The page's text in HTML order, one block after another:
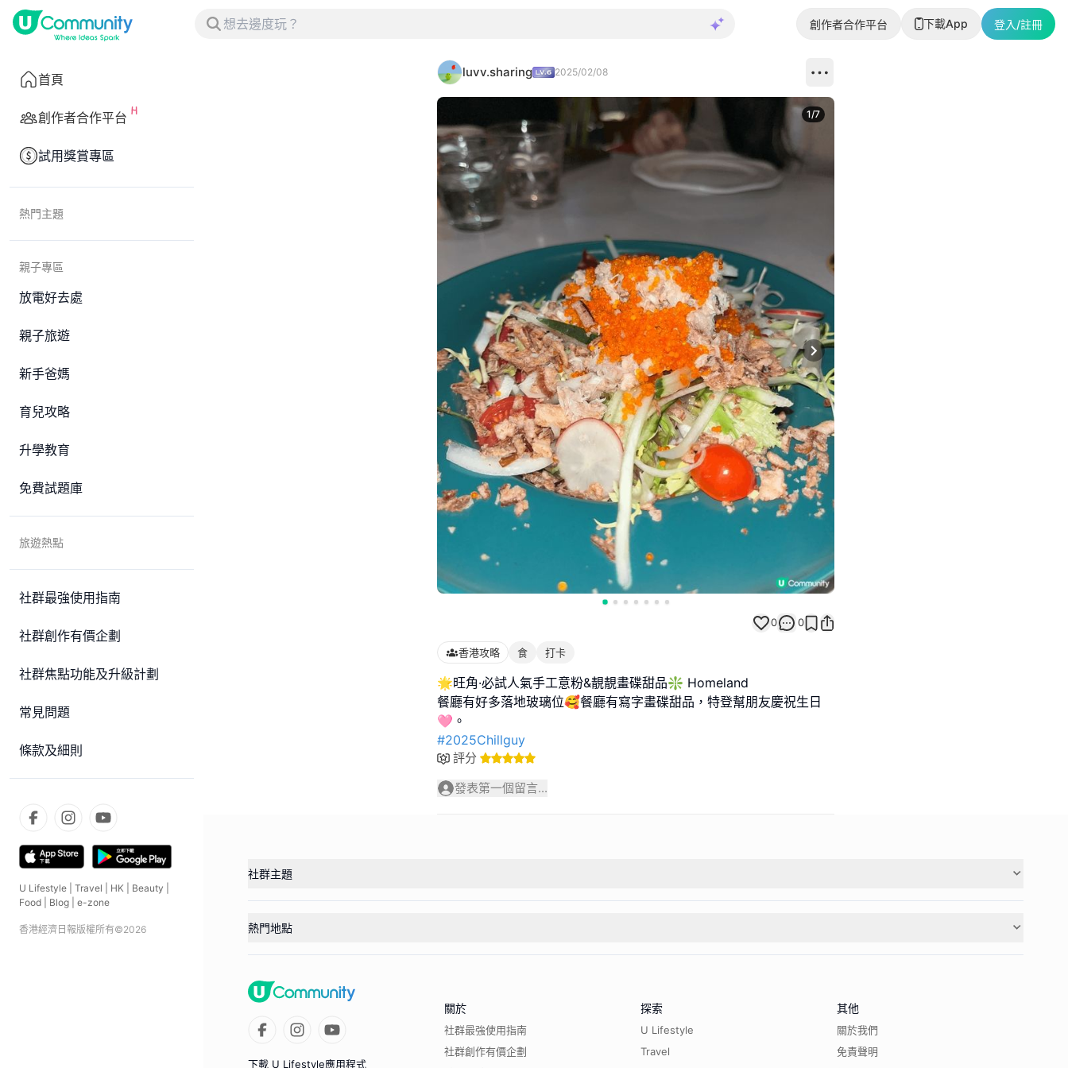
創作者合作平台 下載App 登入/註冊
首頁
創作者合作平台
試用獎賞專區
熱門主題
親子專區
放電好去處
親子旅遊
新手爸媽
育兒攻略
升學教育
免費試題庫
旅遊熱點
社群最強使用指南
社群創作有價企劃
社群焦點功能及升級計劃
常見問題
條款及細則
U Lifestyle Travel HK Beauty
Food
Blog e-zone
香港經濟日報版權所有©2026
luvv.sharing 2025/02/08
Next slide
1/7
0 0
香港攻略 食 打卡
🌟旺角·必試人氣手工意粉&靚靚畫碟甜品❇️ Homeland
餐廳有好多落地玻璃位🥰餐廳有寫字畫碟甜品，特登幫朋友慶祝生日
#2025Chillguy
評分
發表第一個留言...
社群主題
熱門地點
下載 U Lifestyle應用程式
關於
社群最強使用指南
社群創作有價企劃
探索
U Lifestyle
Travel
其他
關於我們
免責聲明